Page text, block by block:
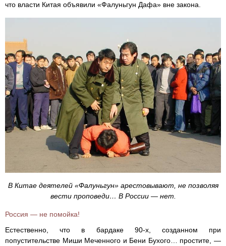
что власти Китая объявили «Фалуньгун Дафа» вне закона.
В Китае деятелей «Фалуньгун» арестовывают, не позволяя
вести проповеди… В России — нет.
Россия — не помойка!
Естественно, что в бардаке 90-х, созданном при
попустительстве Миши Меченного и Бени Бухого… простите, —